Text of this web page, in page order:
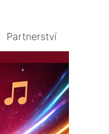
Partnerství